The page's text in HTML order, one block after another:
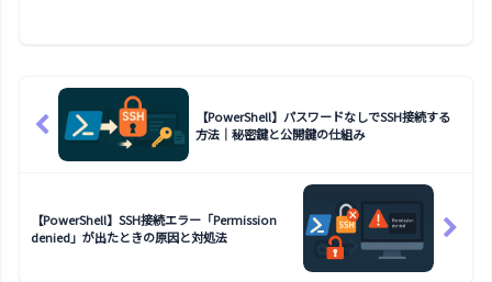
【PowerShell】パスワードなしでSSH接続する
方法｜秘密鍵と公開鍵の仕組み
【PowerShell】SSH接続エラー「Permission
denied」が出たときの原因と対処法